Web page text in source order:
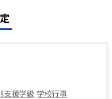
支援学級 学校行事